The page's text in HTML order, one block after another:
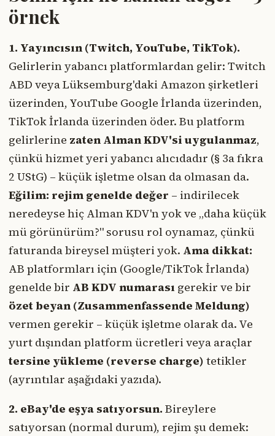
örnek
1. Yayıncısın (Twitch, YouTube, TikTok).
Gelirlerin yabancı platformlardan gelir: Twitch
ABD veya Lüksemburg'daki Amazon şirketleri
üzerinden, YouTube Google İrlanda üzerinden,
TikTok İrlanda üzerinden öder. Bu platform
gelirlerine zaten Alman KDV'si uygulanmaz,
çünkü hizmet yeri yabancı alıcıdadır (§ 3a fıkra
2 UStG) – küçük işletme olsan da olmasan da.
Eğilim: rejim genelde değer – indirilecek
neredeyse hiç Alman KDV'n yok ve „daha küçük
mü görünürüm?" sorusu rol oynamaz, çünkü
faturanda bireysel müşteri yok. Ama dikkat:
AB platformları için (Google/TikTok İrlanda)
genelde bir AB KDV numarası gerekir ve bir
özet beyan (Zusammenfassende Meldung)
vermen gerekir – küçük işletme olarak da. Ve
yurt dışından platform ücretleri veya araçlar
tersine yükleme (reverse charge) tetikler
(ayrıntılar aşağıdaki yazıda).
2. eBay'de eşya satıyorsun. Bireylere
satıyorsan (normal durum), rejim şu demek: